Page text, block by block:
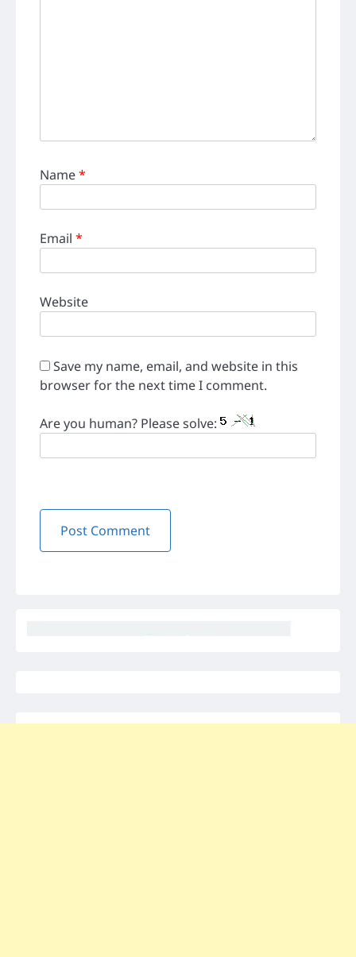
Name*
Email *
Website
Save my name, email, and website in this
browser for the next time I comment.
Are you human? Please solve: